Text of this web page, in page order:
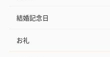
結婚記念日
お礼